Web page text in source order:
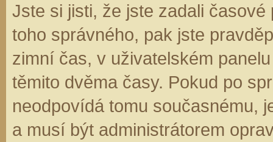
Jste si jisti, že jste zadali
toho správného, pak jste
zimní čas, v uživatelském
těmito dvěma časy. Pokud po
neodpovídá tomu současnému,
a musí být administrátorem